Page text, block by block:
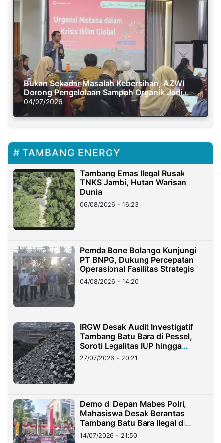
Bukan Sekadar Masalah Kebersihan, AZWI
Dorong Pengelolaan Sampah Organik Jadi
Solusi Krisis Iklim
04/07/2026
TAMBANG ENERGY
Tambang Emas Ilegal Rusak
TNKS Jambi, Hutan Warisan
Dunia
06/08/2026 - 16:23
Pemda Bone Bolango Kunjungi
PT BNPG, Dukung Percepatan
Operasional Fasilitas Strategis
04/08/2026 - 14:20
IRGW Desak Audit Investigatif
Tambang Batu Bara di Pessel,
Soroti Legalitas IUP hingga
Stockpile
27/07/2026 - 20:21
Demo di Depan Mabes Polri,
Mahasiswa Desak Berantas
Tambang Batu Bara Ilegal di
Lampung
14/07/2026 - 21:50